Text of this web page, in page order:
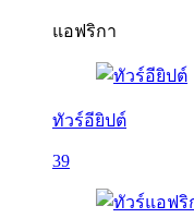
แอฟริกา
ทัวร์อียิปต์
39